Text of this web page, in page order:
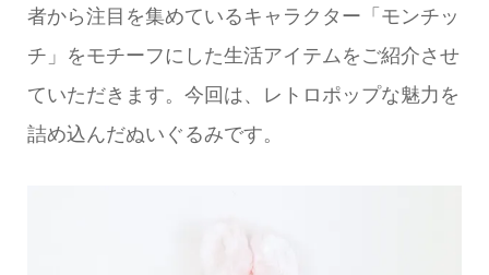
者から注目を集めているキャラクター「モンチッ
チ」をモチーフにした生活アイテムをご紹介させ
ていただきます。今回は、レトロポップな魅力を
詰め込んだぬいぐるみです。